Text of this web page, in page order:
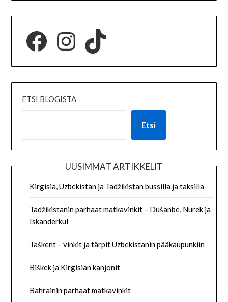
ETSI BLOGISTA
Etsi
UUSIMMAT ARTIKKELIT
Kirgisia, Uzbekistan ja Tadžikistan bussilla ja taksilla
Tadžikistanin parhaat matkavinkit – Dušanbe, Nurek ja
Iskanderkul
Taškent – vinkit ja tärpit Uzbekistanin pääkaupunkiin
Biškek ja Kirgisian kanjonit
Bahrainin parhaat matkavinkit